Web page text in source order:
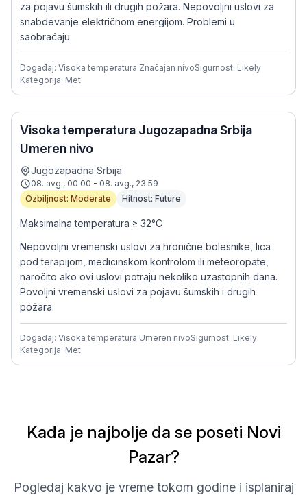
za pojavu šumskih ili drugih požara. Nepovoljni uslovi za
snabdevanje električnom energijom. Problemi u
saobraćaju.
Događaj: Visoka temperatura Značajan nivoSigurnost: Likely
Kategorija: Met
Visoka temperatura Jugozapadna Srbija
Umeren nivo
Jugozapadna Srbija
08. avg., 00:00 - 08. avg., 23:59
Ozbiljnost: Moderate
Hitnost: Future
Maksimalna temperatura ≥ 32°C
Nepovoljni vremenski uslovi za hronične bolesnike, lica
pod terapijom, medicinskom kontrolom ili meteoropate,
naročito ako ovi uslovi potraju nekoliko uzastopnih dana.
Povoljni vremenski uslovi za pojavu šumskih i drugih
požara.
Događaj: Visoka temperatura Umeren nivoSigurnost: Likely
Kategorija: Met
Kada je najbolje da se poseti Novi
Pazar?
Pogledaj kakvo je vreme tokom godine i isplaniraj